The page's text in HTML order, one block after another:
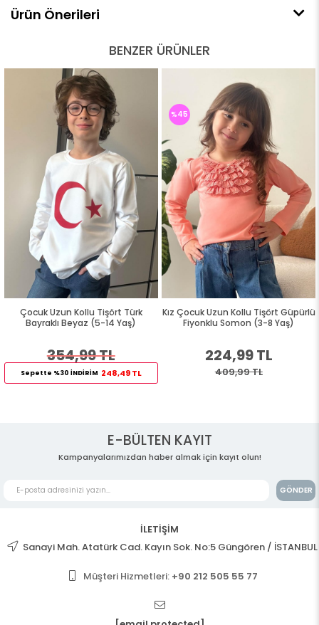
Ürün Önerileri
BENZER ÜRÜNLER
Çocuk Uzun Kollu Tişört Türk
Bayraklı Beyaz (5-14 Yaş)
354,99 TL
Sepette %30 İNDİRİM 248,49 TL
Kız Çocuk Uzun Kollu Tişört Güpürlü
Fiyonklu Somon (3-8 Yaş)
224,99 TL
409,99 TL
%45
E-BÜLTEN KAYIT
Kampanyalarımızdan haber almak için kayıt olun!
GÖNDER
İLETİŞİM
Sanayi Mah. Atatürk Cad. Kayın Sok. No:5 Güngören / İSTANBUL
Müşteri Hizmetleri: +90 212 505 55 77